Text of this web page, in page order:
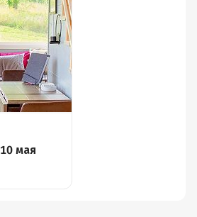
аудиокниги 1 – 10 мая